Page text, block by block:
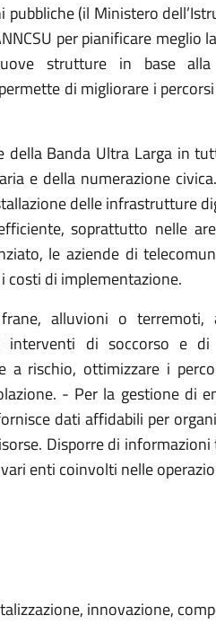
(il Ministero
per pianificare meglio la
strutture in base
di migliorare i
della Banda Ultra Larga in
e della numerazione
delle infrastrutture
soprattutto nelle
le aziende di
costi di implementazione.
alluvioni o terremoti,
interventi di soccorso e di
a rischio, ottimizzare i
- Per la gestione di
dati affidabili per
Disporre di
enti coinvolti nelle
innovazione,